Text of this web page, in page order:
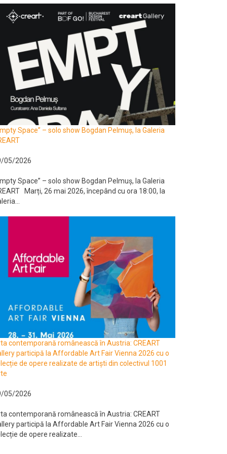
Space” – solo show Bogdan Pelmuș, la Galeria
05/2026
Space” – solo show Bogdan Pelmuș, la Galeria
Marți, 26 mai 2026, începând cu ora 18:00, la
contemporană românească în Austria: CREART
participă la Affordable Art Fair Vienna 2026 cu o
de opere realizate de artiști din colectivul 1001
05/2026
contemporană românească în Austria: CREART
participă la Affordable Art Fair Vienna 2026 cu o
de opere realizate...